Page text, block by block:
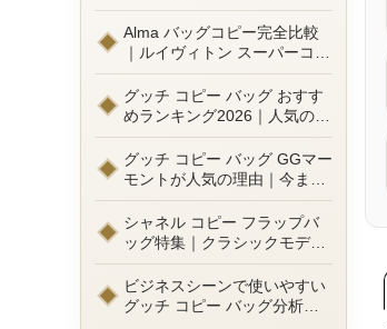
力とは？新作ラインナップ徹
底ガイドとリアルコーデ例
Alma バッグコピー完全比較
｜ルイヴィトン スーパーコピ
ーで叶えるエレガントな日常
グッチ コピー バッグ おすす
めランキング2026｜人気の
GGマーモントから定番モデ
ルまで徹底比較！コピーバッ
グ通販の選び方
グッチ コピー バッグ GGマー
モントが人気の理由｜今また
選ばれる定番ラグジュアリー
バッグとは
シャネル コピー フラップバ
ッグ特集｜クラシックモデル
の魅力と永遠に愛される理由
ビジネスシーンで使いやすい
グッチ コピー バッグ分析｜